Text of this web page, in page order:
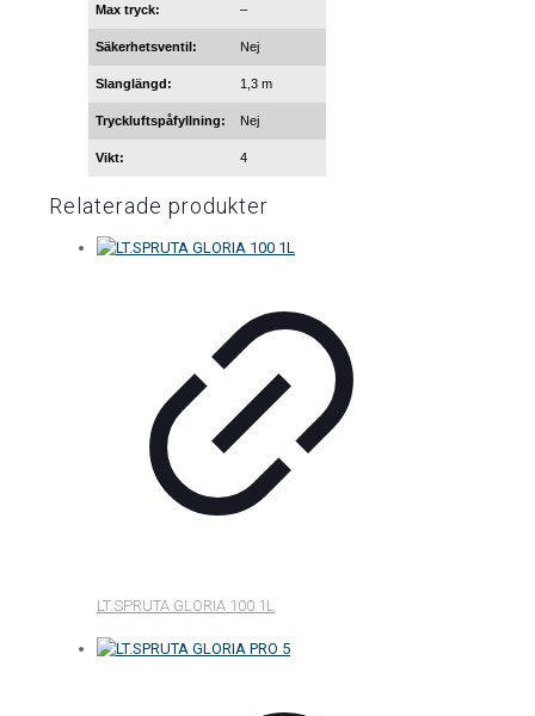
Max tryck: –
Säkerhetsventil: Nej
Slanglängd: 1,3 m
Tryckluftspåfyllning: Nej
Vikt: 4
Relaterade produkter
LT.SPRUTA GLORIA 100 1L